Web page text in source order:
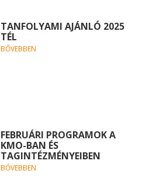
TANFOLYAMI AJÁNLÓ 2025
TÉL
BŐVEBBEN
FEBRUÁRI PROGRAMOK A
KMO-BAN ÉS
TAGINTÉZMÉNYEIBEN
BŐVEBBEN